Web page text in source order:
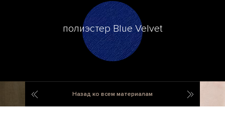
полиэстер Blue Velvet
хлопок Miles OliveНазад ко всем материалам